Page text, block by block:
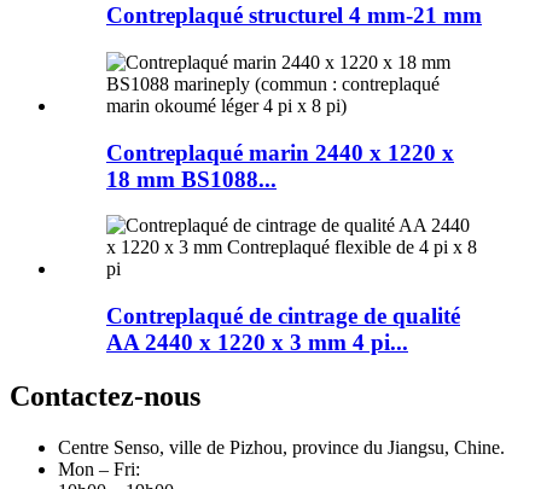
Contreplaqué structurel 4 mm-21 mm
Contreplaqué marin 2440 x 1220 x
18 mm BS1088...
Contreplaqué de cintrage de qualité
AA 2440 x 1220 x 3 mm 4 pi...
Contactez-nous
Centre Senso, ville de Pizhou, province du Jiangsu, Chine.
Mon – Fri: